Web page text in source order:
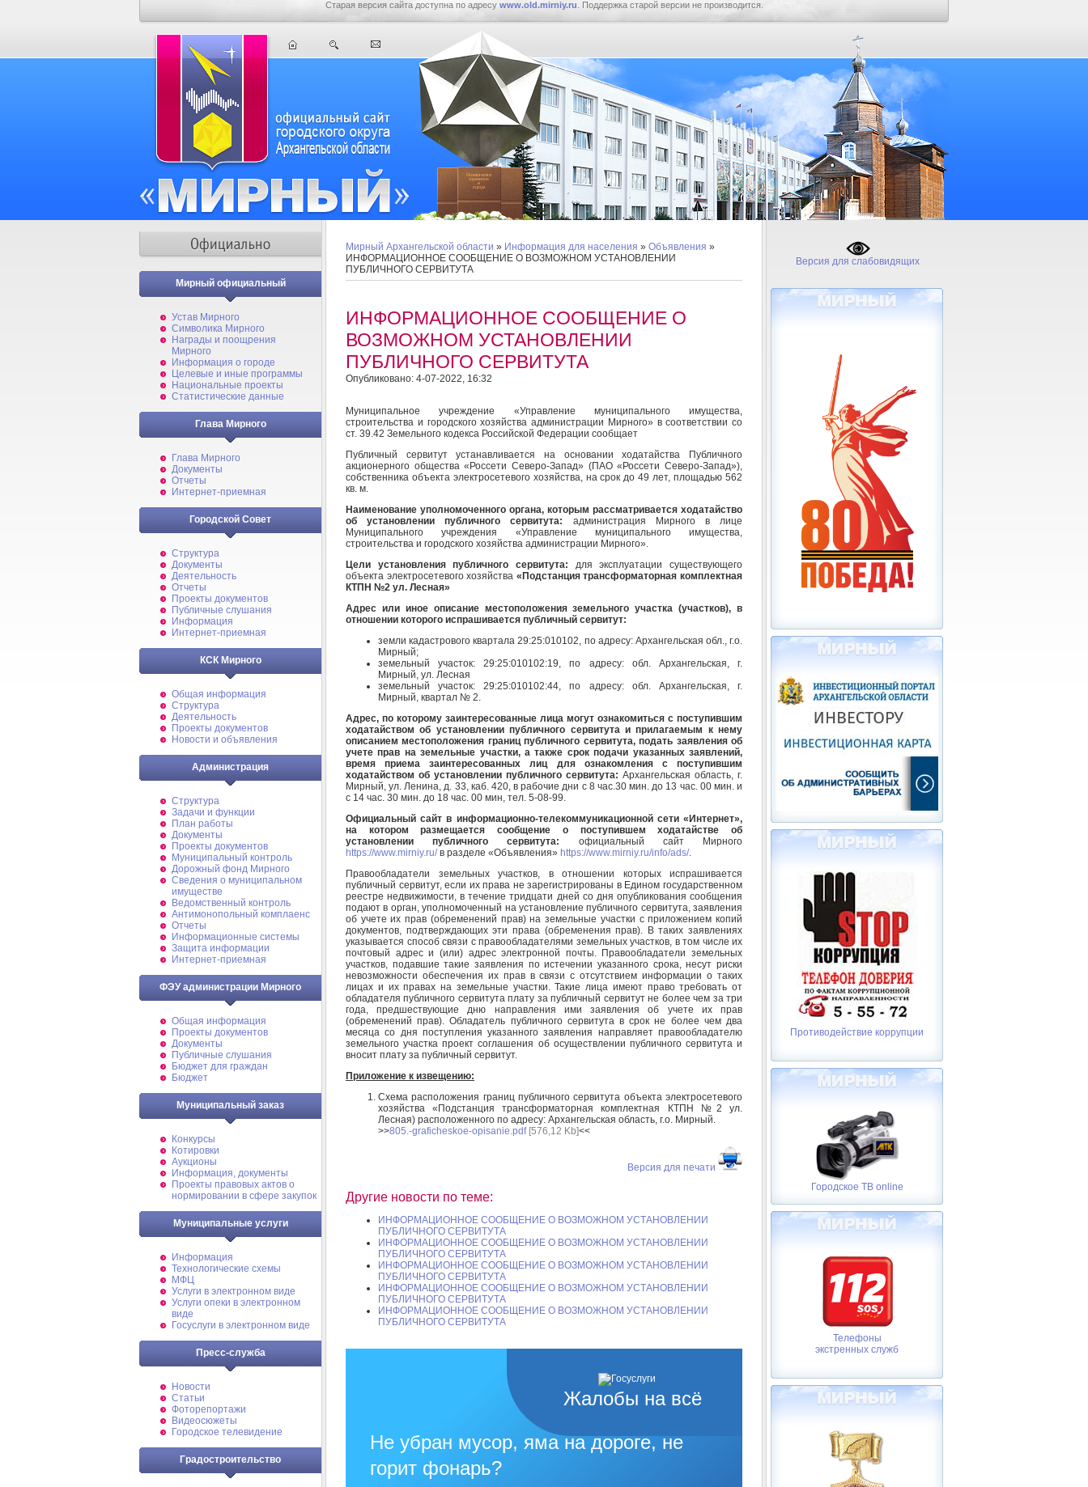
Старая версия сайта доступна по адресу www.old.mirniy.ru . Поддержка старой версии не производится.
Мирный официальный
Устав Мирного
Символика Мирного
Награды и поощрения
Мирного
Информация о городе
Целевые и иные программы
Национальные проекты
Статистические данные
Глава Мирного
Глава Мирного
Документы
Отчеты
Интернет-приемная
Городской Совет
Структура
Документы
Деятельность
Отчеты
Проекты документов
Публичные слушания
Информация
Интернет-приемная
КСК Мирного
Общая информация
Структура
Деятельность
Проекты документов
Новости и объявления
Администрация
Структура
Задачи и функции
План работы
Документы
Проекты документов
Муниципальный контроль
Дорожный фонд Мирного
Cведения о муниципальном
имуществе
Ведомственный контроль
Антимонопольный комплаенс
Отчеты
Информационные системы
Защита информации
Интернет-приемная
ФЭУ администрации Мирного
Общая информация
Проекты документов
Документы
Публичные слушания
Бюджет для граждан
Бюджет
Муниципальный заказ
Конкурсы
Котировки
Аукционы
Информация, документы
Проекты правовых актов о
нормировании в сфере закупок
Муниципальные услуги
Информация
Технологические схемы
МФЦ
Услуги в электронном виде
Услуги опеки в электронном
виде
Госуслуги в электронном виде
Пресс-служба
Новости
Статьи
Фоторепортажи
Видеосюжеты
Городское телевидение
Градостроительство
Мирный Архангельской области » Информация для населения » Объявления »
ИНФОРМАЦИОННОЕ СООБЩЕНИЕ О ВОЗМОЖНОМ УСТАНОВЛЕНИИ
ПУБЛИЧНОГО СЕРВИТУТА
ИНФОРМАЦИОННОЕ СООБЩЕНИЕ О
ВОЗМОЖНОМ УСТАНОВЛЕНИИ
ПУБЛИЧНОГО СЕРВИТУТА
Опубликовано: 4-07-2022, 16:32
Муниципальное учреждение «Управление муниципального имущества,
строительства и городского хозяйства администрации Мирного» в соответствии со
ст. 39.42 Земельного кодекса Российской Федерации сообщает
Публичный сервитут устанавливается на основании ходатайства Публичного
акционерного общества «Россети Северо-Запад» (ПАО «Россети Северо-Запад»),
собственника объекта электросетевого хозяйства, на срок до 49 лет, площадью 562
кв. м.
Наименование уполномоченного органа, которым рассматривается ходатайство
об установлении публичного сервитута:
администрация Мирного в лице
Муниципального учреждения «Управление муниципального имущества,
строительства и городского хозяйства администрации Мирного».
Цели установления публичного сервитута: для эксплуатации существующего
объекта электросетевого хозяйства «Подстанция трансформаторная комплектная
КТПН №2 ул. Лесная»
Адрес или иное описание местоположения земельного участка (участков), в
отношении которого испрашивается публичный сервитут:
земли кадастрового квартала 29:25:010102, по адресу: Архангельская обл., г.о.
Мирный;
земельный участок: 29:25:010102:19, по адресу: обл. Архангельская, г.
Мирный, ул. Лесная
земельный участок: 29:25:010102:44, по адресу: обл. Архангельская, г.
Мирный, квартал № 2.
Адрес, по которому заинтересованные лица могут ознакомиться с поступившим
ходатайством об установлении публичного сервитута и прилагаемым к нему
описанием местоположения границ публичного сервитута, подать заявления об
учете прав на земельные участки, а также срок подачи указанных заявлений,
время приема заинтересованных лиц для ознакомления с поступившим
ходатайством об установлении публичного сервитута: Архангельская область, г.
Мирный, ул. Ленина, д. 33, каб. 420, в рабочие дни с 8 час.30 мин. до 13 час. 00 мин. и
с 14 час. 30 мин. до 18 час. 00 мин, тел. 5-08-99.
Официальный сайт в информационно-телекоммуникационной сети «Интернет»,
на котором размещается сообщение о поступившем ходатайстве об
установлении публичного сервитута: официальный сайт Мирного
https://www.mirniy.ru/в разделе «Объявления» https://www.mirniy.ru/info/ads/.
Правообладатели земельных участков, в отношении которых испрашивается
публичный сервитут, если их права не зарегистрированы в Едином государственном
реестре недвижимости, в течение тридцати дней со дня опубликования сообщения
подают в орган, уполномоченный на установление публичного сервитута, заявления
об учете их прав (обременений прав) на земельные участки с приложением копий
документов, подтверждающих эти права (обременения прав). В таких заявлениях
указывается способ связи с правообладателями земельных участков, в том числе их
почтовый адрес и (или) адрес электронной почты. Правообладатели земельных
участков, подавшие такие заявления по истечении указанного срока, несут риски
невозможности обеспечения их прав в связи с отсутствием информации о таких
лицах и их правах на земельные участки. Такие лица имеют право требовать от
обладателя публичного сервитута плату за публичный сервитут не более чем за три
года, предшествующие дню направления ими заявления об учете их прав
(обременений прав). Обладатель публичного сервитута в срок не более чем два
месяца со дня поступления указанного заявления направляет правообладателю
земельного участка проект соглашения об осуществлении публичного сервитута и
вносит плату за публичный сервитут.
Приложение к извещению:
Схема расположения границ публичного сервитута объекта электросетевого
хозяйства «Подстанция трансформаторная комплектная КТПН №2 ул.
Лесная) расположенного по адресу: Архангельская область, г.о. Мирный.
>>805.-graficheskoe-opisanie.pdf[576,12 Kb]<<
Версия для печати
Другие новости по теме:
ИНФОРМАЦИОННОЕ СООБЩЕНИЕ О ВОЗМОЖНОМ УСТАНОВЛЕНИИ
ПУБЛИЧНОГО СЕРВИТУТА
ИНФОРМАЦИОННОЕ СООБЩЕНИЕ О ВОЗМОЖНОМ УСТАНОВЛЕНИИ
ПУБЛИЧНОГО СЕРВИТУТА
ИНФОРМАЦИОННОЕ СООБЩЕНИЕ О ВОЗМОЖНОМ УСТАНОВЛЕНИИ
ПУБЛИЧНОГО СЕРВИТУТА
ИНФОРМАЦИОННОЕ СООБЩЕНИЕ О ВОЗМОЖНОМ УСТАНОВЛЕНИИ
ПУБЛИЧНОГО СЕРВИТУТА
ИНФОРМАЦИОННОЕ СООБЩЕНИЕ О ВОЗМОЖНОМ УСТАНОВЛЕНИИ
ПУБЛИЧНОГО СЕРВИТУТА
Жалобы на всё
Не убран мусор, яма на дороге, не
горит фонарь?
Версия для слабовидящих
Противодействие коррупции
Городское ТВ online
Телефоны
экстренных служб